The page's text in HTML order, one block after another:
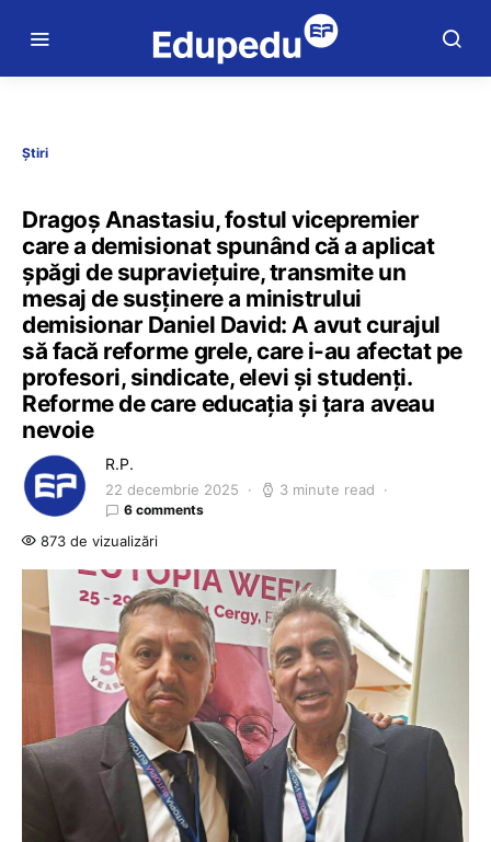
Știri
Dragoș Anastasiu, fostul vicepremier
care a demisionat spunând că a aplicat
şpăgi de supravieţuire, transmite un
mesaj de susținere a ministrului
demisionar Daniel David: A avut curajul
să facă reforme grele, care i-au afectat pe
profesori, sindicate, elevi și studenți.
Reforme de care educația și țara aveau
nevoie
R.P.
22 decembrie 2025 3 minute read
6 comments
873 de vizualizări